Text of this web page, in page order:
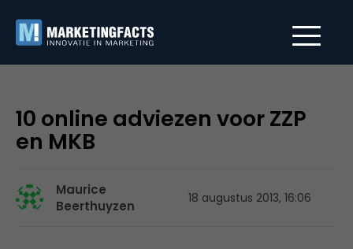
10 online adviezen voor ZZP
en MKB
Maurice
Beerthuyzen
18 augustus 2013, 16:06